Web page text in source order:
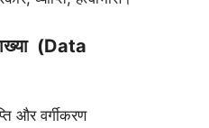
(Data
और वर्गीकरण